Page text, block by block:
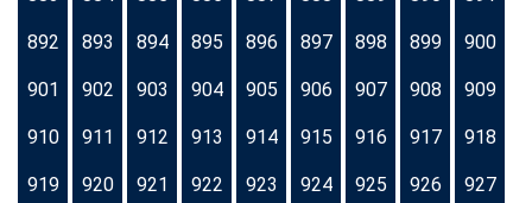
892 893 894 895 896 897 898 899 900
901 902 903 904 905 906 907 908 909
910 911 912 913 914 915 916 917 918
919 920 921 922 923 924 925 926 927